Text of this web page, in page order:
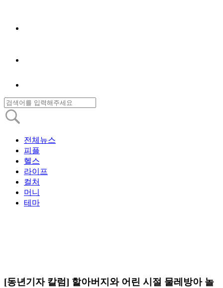
전체뉴스
피플
헬스
라이프
컬처
머니
테마
[동년기자 칼럼] 할아버지와 어린 시절 물레방아 놀